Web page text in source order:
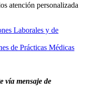
atención personalizada
Laborales y de
de Prácticas Médicas
vía mensaje de